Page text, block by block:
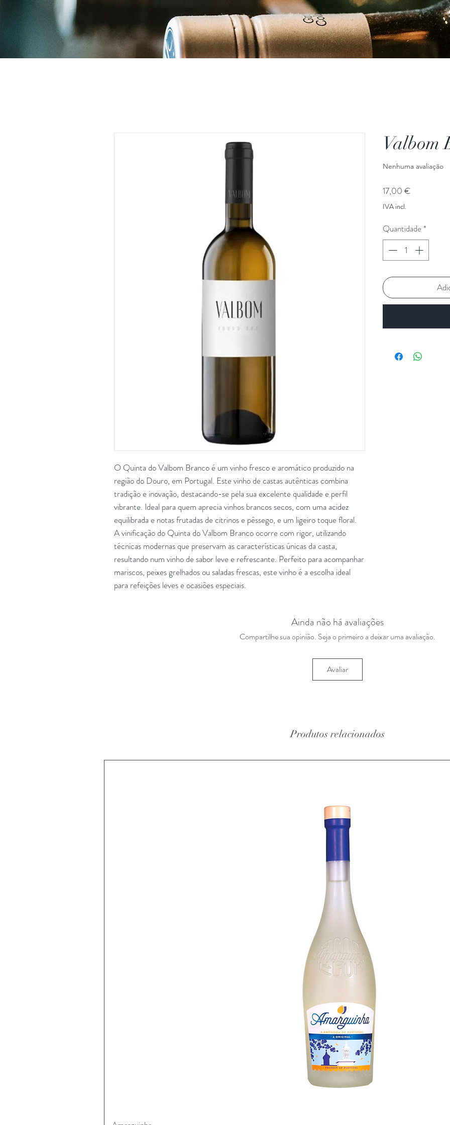
O Quinta do Valbom Branco é um vinho fresco e aromático produzido na
região do Douro, em Portugal. Este vinho de castas autênticas combina
tradição e inovação, destacando-se pela sua excelente qualidade e perfil
vibrante. Ideal para quem aprecia vinhos brancos secos, com uma acidez
equilibrada e notas frutadas de citrinos e pêssego, e um ligeiro toque floral.
A vinificação do Quinta do Valbom Branco ocorre com rigor, utilizando
técnicas modernas que preservam as características únicas da casta,
resultando num vinho de sabor leve e refrescante. Perfeito para acompanhar
mariscos, peixes grelhados ou saladas frescas, este vinho é a escolha ideal
para refeições leves e ocasiões especiais.
Valbom
Nenhuma avaliação
17,00 €
IVA incl.
Quantidade*
Ainda não há avaliações
Compartilhe sua opinião. Seja o primeiro a deixar uma avaliação.
Avaliar
Produtos relacionados